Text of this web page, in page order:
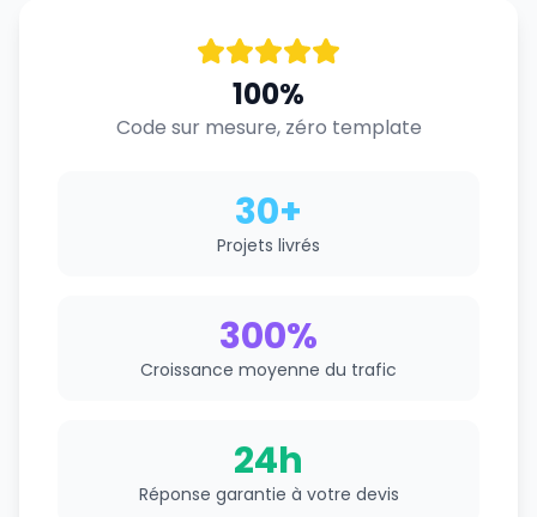
100%
Code sur mesure, zéro template
30+
Projets livrés
300%
Croissance moyenne du trafic
24h
Réponse garantie à votre devis